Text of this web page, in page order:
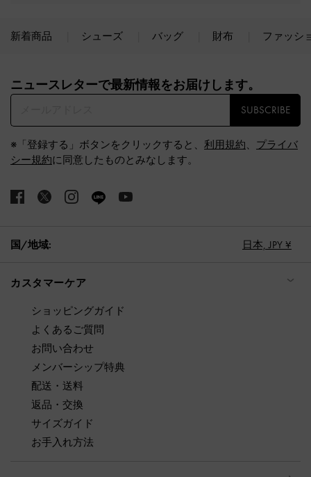
新着商品 シューズ バッグ 財布 ファッシ
ニュースレターで最新情報をお届けします。​
SUBSCRIBE
※「登録する」ボタンをクリックすると、 利用規約、 プライバ
シー規約に同意したものとみなします。
国/地域: 日本, JPY ¥
カスタマーケア
ショッピングガイド
よくあるご質問
お問い合わせ
メンバーシップ特典
配送・送料
返品・交換
サイズガイド
お手入れ方法